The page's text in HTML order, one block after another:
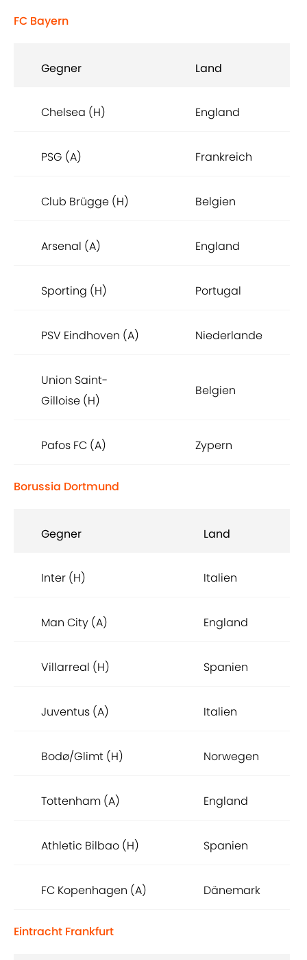
FC Bayern
Gegner Land
Chelsea (H) England
PSG (A) Frankreich
Club Brügge (H) Belgien
Arsenal (A) England
Sporting (H) Portugal
PSV Eindhoven (A) Niederlande
Union Saint-
Gilloise (H)
Belgien
Pafos FC (A) Zypern
Borussia Dortmund
Gegner Land
Inter (H) Italien
Man City (A) England
Villarreal (H) Spanien
Juventus (A) Italien
Bodø/Glimt (H) Norwegen
Tottenham (A) England
Athletic Bilbao (H) Spanien
FC Kopenhagen (A) Dänemark
Eintracht Frankfurt